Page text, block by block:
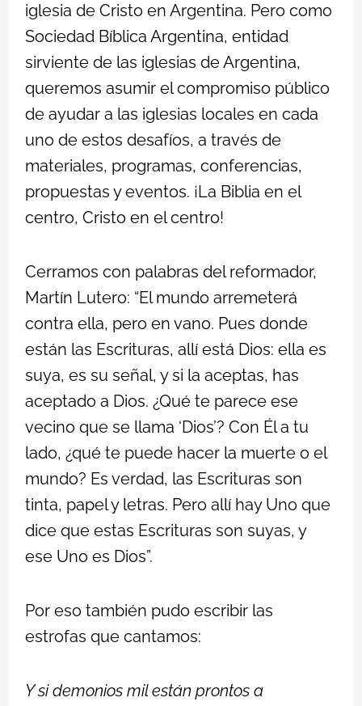
iglesia de Cristo en Argentina. Pero como
Sociedad Bíblica Argentina, entidad
sirviente de las iglesias de Argentina,
queremos asumir el compromiso público
de ayudar a las iglesias locales en cada
uno de estos desafíos, a través de
materiales, programas, conferencias,
propuestas y eventos. ¡La Biblia en el
centro, Cristo en el centro!
Cerramos con palabras del reformador,
Martín Lutero: “El mundo arremeterá
contra ella, pero en vano. Pues donde
están las Escrituras, allí está Dios: ella es
suya, es su señal, y si la aceptas, has
aceptado a Dios. ¿Qué te parece ese
vecino que se llama ‘Dios’? Con Él a tu
lado, ¿qué te puede hacer la muerte o el
mundo? Es verdad, las Escrituras son
tinta, papel y letras. Pero allí hay Uno que
dice que estas Escrituras son suyas, y
ese Uno es Dios”.
Por eso también pudo escribir las
estrofas que cantamos:
Y si demonios mil están prontos a